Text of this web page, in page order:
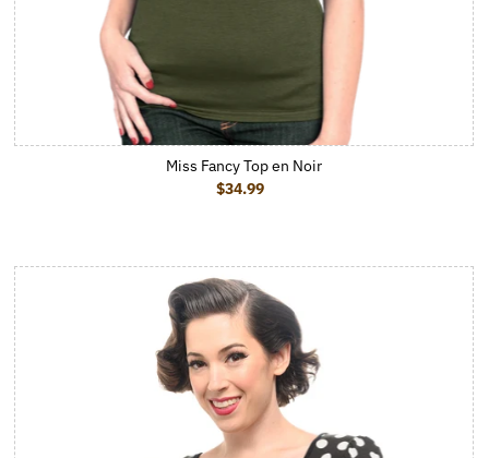
Miss Fancy Top en Noir
Prix ordinaire
$34.99